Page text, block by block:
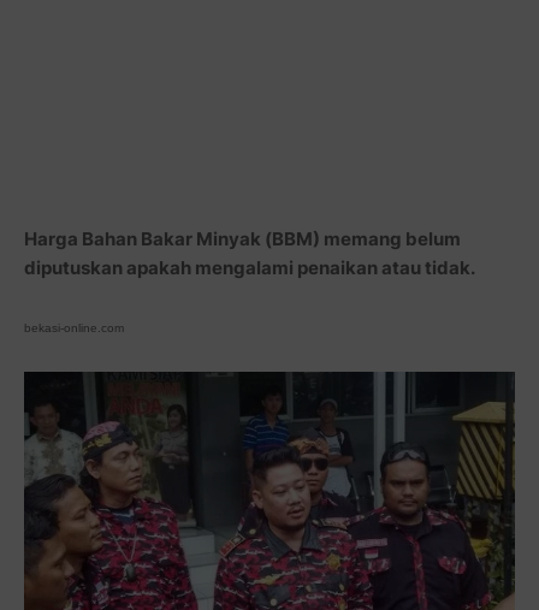
Harga Bahan Bakar Minyak (BBM) memang belum
diputuskan apakah mengalami penaikan atau tidak.
bekasi-online.com